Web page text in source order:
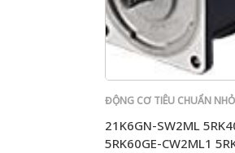
ĐỘNG CƠ TIÊU CHUẨN
21K6GN-SW2ML
5RK60GE-CW2ML1